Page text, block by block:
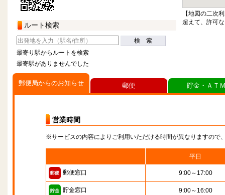
ルート検索
検 索
最寄り駅からルートを検索
最寄駅がありませんでした
【地図の二次
超えて、許可
郵便局からのお知らせ
営業時間
※サービスの内容によりご利用いただける時間が異なりますので
平日
郵便窓口 9:00～17:00
貯金窓口 9:00～16:00
郵便 貯金・ＡＴ